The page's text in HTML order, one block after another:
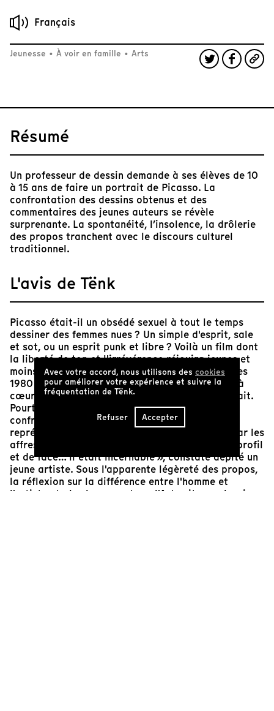
Français
Jeunesse • À voir en famille • Arts
Résumé
Un professeur de dessin demande à ses élèves de 10
à 15 ans de faire un portrait de Picasso. La
confrontation des dessins obtenus et des
commentaires des jeunes auteurs se révèle
surprenante. La spontanéité, l’insolence, la drôlerie
des propos tranchent avec le discours culturel
traditionnel.
L'avis de Tënk
Picasso était-il un obsédé sexuel à tout le temps
dessiner des femmes nues ? Un simple d'esprit, sale
et sot, ou un esprit punk et libre ? Voilà un film dont
la liberté de ton et l'irrévérence réjouira jeunes et
moins jeunes ! Les collégiens du début des années
1980 se perdent en conjectures et s'en donnent à
cœur joie pour critiquer le maître de l'art abstrait.
Pourtant, en s'emparant des pinceaux et en se
confrontant eux mêmes à la question de la
représentation, les voilà à leur tour emportés par les
affres de la création : « Je voulais le mettre de profil
et de face… il était incernable », constate dépité un
jeune artiste. Sous l'apparente légèreté des propos,
la réflexion sur la différence entre l'homme et
l'artiste et plus largement sur l'Art suit son chemin.
Avec votre accord, nous utilisons des cookies
pour améliorer votre expérience et suivre la
fréquentation de Tënk.
Refuser Accepter